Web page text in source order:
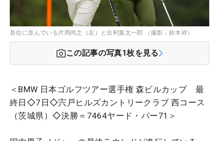
首位に並んでいる片岡尚之（左）と出利葉太一郎 （撮影：鈴木祥）
この記事の写真1枚を見る
＜BMW 日本ゴルフツアー選手権 森ビルカップ 最
終日◇7日◇宍戸ヒルズカントリークラブ 西コース
（茨城県）◇決勝＝7464ヤード・パー71＞